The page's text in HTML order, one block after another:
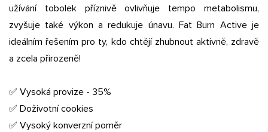
užívání tobolek příznivě ovlivňuje tempo metabolismu,
zvyšuje také výkon a redukuje únavu. Fat Burn Active je
ideálním řešením pro ty, kdo chtějí zhubnout aktivně, zdravě
a zcela přirozeně!
✅ Vysoká provize - 35%
✅ Doživotní cookies
✅ Vysoký konverzní poměr